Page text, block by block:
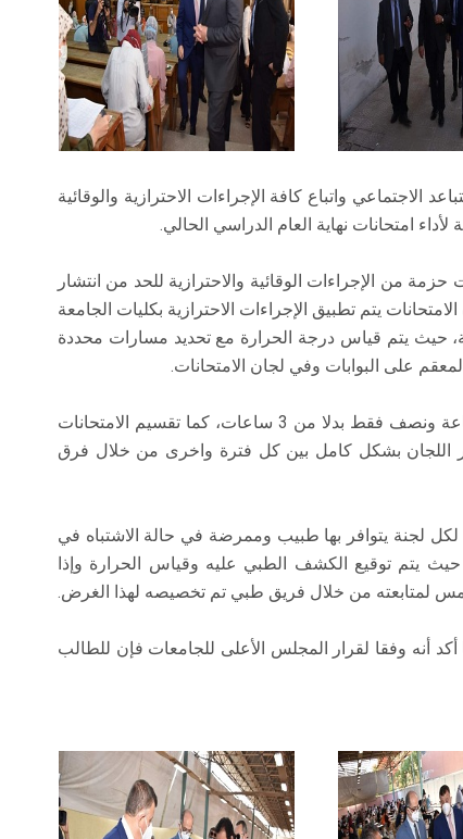
الاجتماعي واتباع كافة الإجراءات الاحترازية والوقائية
امتحانات نهاية العام الدراسي الحالي.
من الإجراءات الوقائية والاحترازية للحد من انتشار
يتم تطبيق الإجراءات الاحترازية بكليات الجامعة
حيث يتم قياس درجة الحرارة مع تحديد مسارات محددة
على البوابات وفي لجان الامتحانات.
واضاف أ.د. المتينى أنه تم اختصار زمن الامتحان إلى ساعة ونصف فقط بدلا من 3 ساعات، كما تقسيم الامتحانات
اللجان بشكل كامل بين كل فترة واخرى من خلال فرق
لجنة يتوافر بها طبيب وممرضة في حالة الاشتباه في
يتم توقيع الكشف الطبي عليه وقياس الحرارة وإذا
لمتابعته من خلال فريق طبي تم تخصيصه لهذا الغرض.
أنه وفقا لقرار المجلس الأعلى للجامعات فإن للطالب